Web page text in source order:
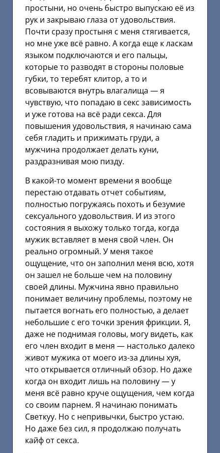
простыни, но очень быстро выпускаю её из
рук и закрываю глаза от удовольствия.
Почти сразу простыня с меня стягивается,
но мне уже всё равно. А когда еще к ласкам
языком подключаются и его пальцы,
которые то разводят в стороны половые
губки, то теребят клитор, а то и
всовываются внутрь влагалища — я
чувствую, что попадаю в секс зависимость
и уже готова на всё ради секса. Для
повышения удовольствия, я начинаю сама
себя гладить и прижимать груди, а
мужчина продолжает делать куни,
раздразнивая мою пизду.
В какой-то момент времени я вообще
перестаю отдавать отчет событиям,
полностью погружаясь похоть и безумие
сексуального удовольствия. И из этого
состояния я выхожу только тогда, когда
мужик вставляет в меня свой член. Он
реально огромный. У меня такое
ощущение, что он заполнил меня всю, хотя
он зашел не больше чем на половину
своей длины. Мужчина явно правильно
понимает величину проблемы, поэтому не
пытается вогнать его полностью, а делает
небольшие с его точки зрения фрикции. Я,
даже не поднимая головы, могу видеть, как
его член входит в меня — настолько далеко
живот мужика от моего из-за длины хуя,
что открывается отличный обзор. Но даже
когда он входит лишь на половину — у
меня всё равно круче ощущения, чем когда
со своим парнем. Я начинаю понимать
Светкуу. Но с непривычки, быстро устаю.
Но даже без сил, я продолжаю получать
кайф от секса.